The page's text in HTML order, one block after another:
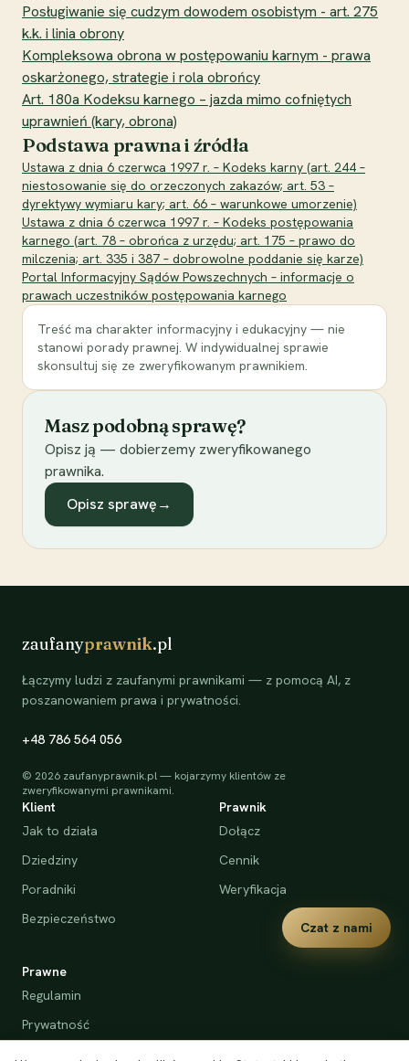
Posługiwanie się cudzym dowodem osobistym - art. 275
k.k. i linia obrony
Kompleksowa obrona w postępowaniu karnym - prawa
oskarżonego, strategie i rola obrońcy
Art. 180a Kodeksu karnego – jazda mimo cofniętych
uprawnień (kary, obrona)
Podstawa prawna i źródła
Ustawa z dnia 6 czerwca 1997 r. – Kodeks karny (art. 244 –
niestosowanie się do orzeczonych zakazów; art. 53 –
dyrektywy wymiaru kary; art. 66 – warunkowe umorzenie)
Ustawa z dnia 6 czerwca 1997 r. – Kodeks postępowania
karnego (art. 78 – obrońca z urzędu; art. 175 – prawo do
milczenia; art. 335 i 387 – dobrowolne poddanie się karze)
Portal Informacyjny Sądów Powszechnych – informacje o
prawach uczestników postępowania karnego
Treść ma charakter informacyjny i edukacyjny — nie
stanowi porady prawnej. W indywidualnej sprawie
skonsultuj się ze zweryfikowanym prawnikiem.
Masz podobną sprawę?
Opisz ją — dobierzemy zweryfikowanego
prawnika.
Opisz sprawę→
zaufanyprawnik.pl
Łączymy ludzi z zaufanymi prawnikami — z pomocą AI, z
poszanowaniem prawa i prywatności.
+48 786 564 056
© 2026 zaufanyprawnik.pl — kojarzymy klientów ze
zweryfikowanymi prawnikami.
Klient
Jak to działa
Dziedziny
Poradniki
Bezpieczeństwo
Prawnik
Dołącz
Cennik
Weryfikacja
Prawne
Regulamin
Prywatność
Czat z nami